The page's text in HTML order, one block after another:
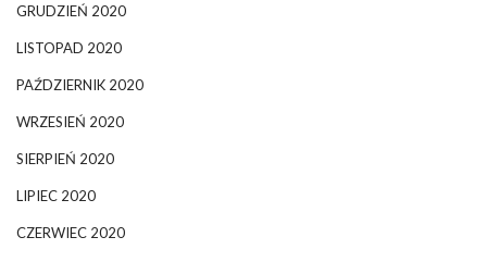
GRUDZIEŃ 2020
LISTOPAD 2020
PAŹDZIERNIK 2020
WRZESIEŃ 2020
SIERPIEŃ 2020
LIPIEC 2020
CZERWIEC 2020